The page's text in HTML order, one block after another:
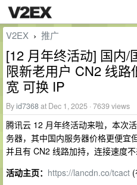
V2EX › 推广
[12 月年终活动] 国内/
限新老用户 CN2 线
宽 可换 IP
Byid7368at Dec 1, 2025 · 7639 views
腾讯云 12 月年终活动来啦，本次
务器，其中国内服务器价格更便宜
并且有 CN2 线路加持，连接速度不
活动主页： https://lancdn.co/tcact